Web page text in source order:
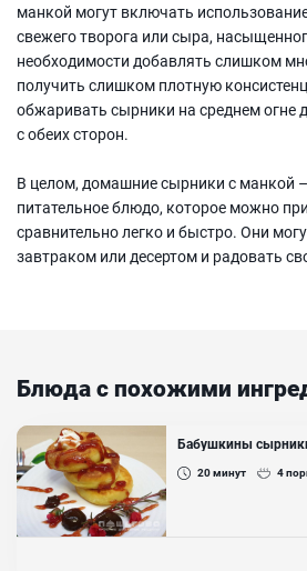
манкой могут включать
свежего творога или сыра,
необходимости добавлять слишком
получить слишком плотную
обжаривать сырники на среднем огне
с обеих сторон.
В целом, домашние сырники с манкой –
питательное блюдо, которое можно
сравнительно легко и быстро. Они
завтраком или десертом и радовать
Блюда с похожими
Бабушкины
20минут 4